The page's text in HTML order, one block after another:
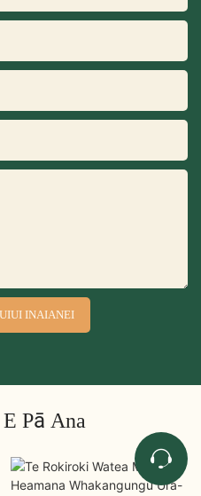
INAIANEI
Pā Ana